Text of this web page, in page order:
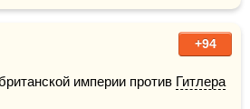
+94
империи против Гитлера